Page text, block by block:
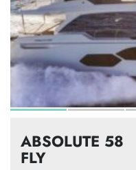
ABSOLUTE 58
FLY